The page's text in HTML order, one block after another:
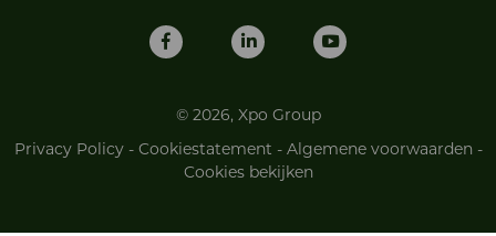
© 2026, Xpo Group
Privacy Policy- Cookiestatement - Algemene voorwaarden -
Cookies bekijken